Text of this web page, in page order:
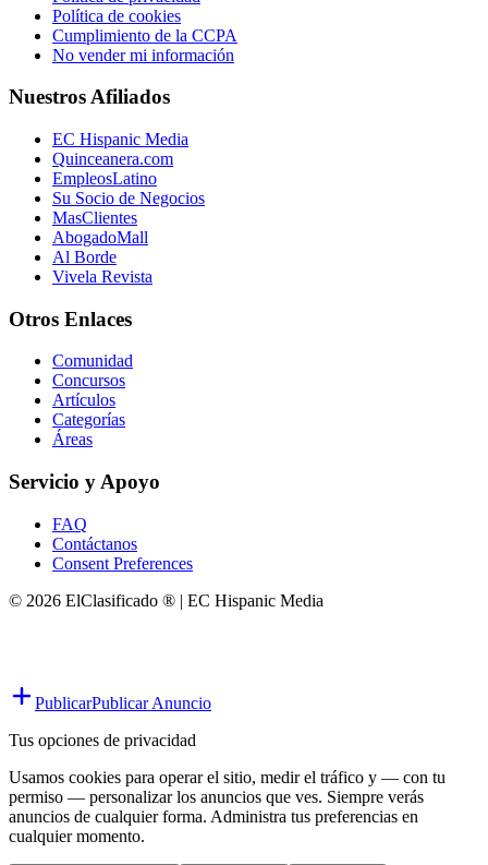
Política de cookies
Cumplimiento de la CCPA
No vender mi información
Nuestros Afiliados
EC Hispanic Media
Quinceanera.com
EmpleosLatino
Su Socio de Negocios
MasClientes
AbogadoMall
Al Borde
Vivela Revista
Otros Enlaces
Comunidad
Concursos
Artículos
Categorías
Áreas
Servicio y Apoyo
FAQ
Contáctanos
Consent Preferences
© 2026 ElClasificado ® | EC Hispanic Media
PublicarPublicar Anuncio
Tus opciones de privacidad
Usamos cookies para operar el sitio, medir el tráfico y — con tu
permiso — personalizar los anuncios que ves. Siempre verás
anuncios de cualquier forma. Administra tus preferencias en
cualquier momento.